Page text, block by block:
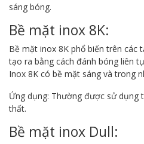
sáng bóng.
Bề mặt inox 8K:
Bề mặt inox 8K phổ biến trên các
tạo ra bằng cách đánh bóng liên
Inox 8K có bề mặt sáng và trong
Ứng dụng: Thường được sử dụng
thất.
Bề mặt inox Dull: